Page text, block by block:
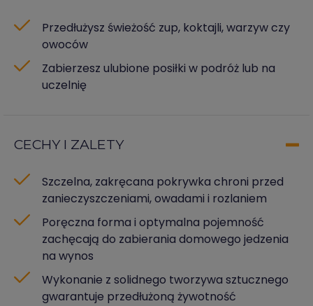
Przedłużysz świeżość zup, koktajli, warzyw czy
owoców
Zabierzesz ulubione posiłki w podróż lub na
uczelnię
CECHY I ZALETY
Szczelna, zakręcana pokrywka chroni przed
zanieczyszczeniami, owadami i rozlaniem
Poręczna forma i optymalna pojemność
zachęcają do zabierania domowego jedzenia
na wynos
Wykonanie z solidnego tworzywa sztucznego
gwarantuje przedłużoną żywotność